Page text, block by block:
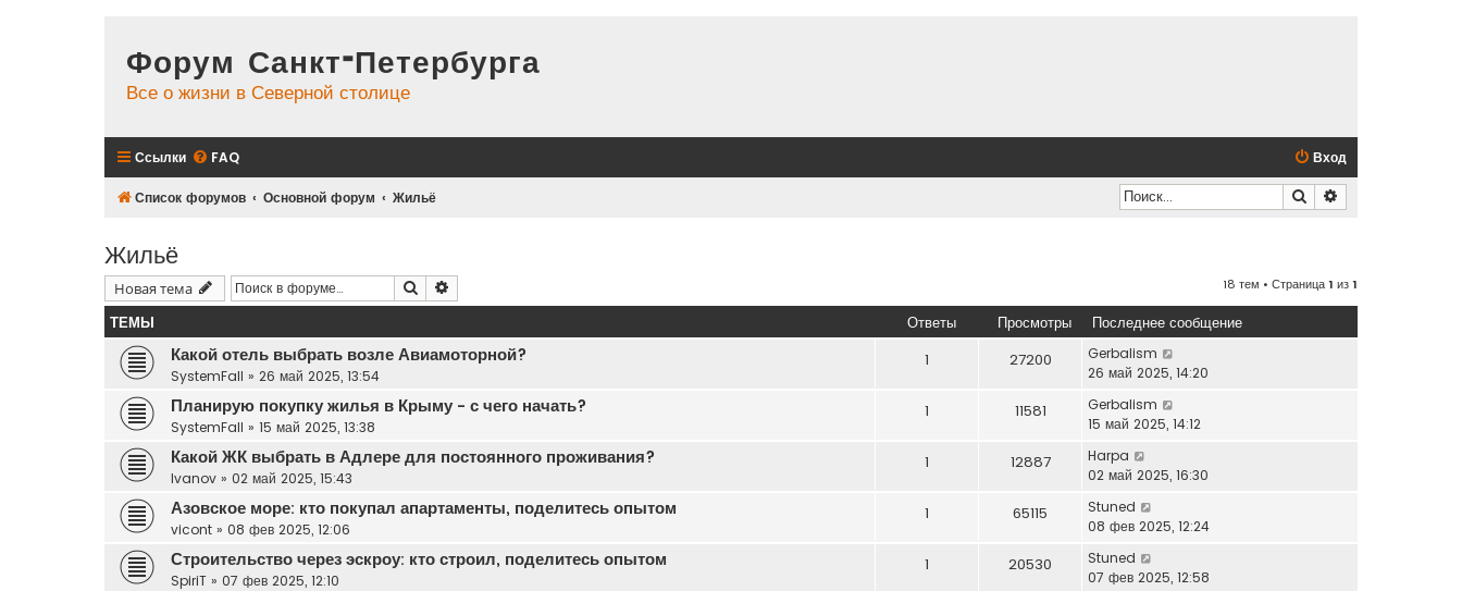
Форум Санкт-Петербурга
Все о жизни в Северной столице
Ссылки FAQ Вход
Список форумов Основной форум Жильё Поиск
Жильё
Новая тема Поиск 18 тем • Страница1 из1
ТЕМЫ Ответы Просмотры Последнее сообщение
Какой отель выбрать возле Авиамоторной?
SystemFall » 26 май 2025, 13:54
1 27200
Gerbalism
26 май 2025, 14:20
Планирую покупку жилья в Крыму - с чего начать?
SystemFall » 15 май 2025, 13:38
1 11581
Gerbalism
15 май 2025, 14:12
Какой ЖК выбрать в Адлере для постоянного проживания?
Ivanov » 02 май 2025, 15:43
1 12887
Harpa
02 май 2025, 16:30
Азовское море: кто покупал апартаменты, поделитесь опытом
vicont » 08 фев 2025, 12:06
1 65115
Stuned
08 фев 2025, 12:24
Строительство через эскроу: кто строил, поделитесь опытом
SpiriT » 07 фев 2025, 12:10
1 20530
Stuned
07 фев 2025, 12:58